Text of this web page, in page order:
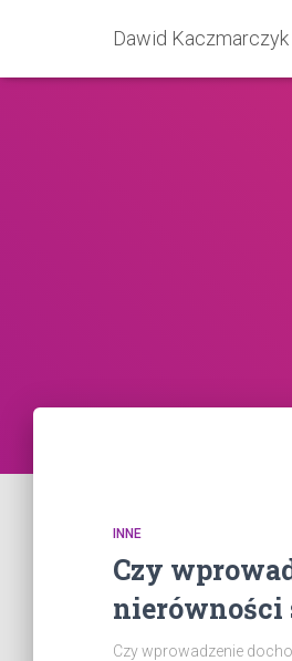
Dawid Kaczmarczyk
INNE
Czy
nierówności
Czy wprowadzenie